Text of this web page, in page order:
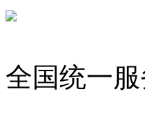
全国统一